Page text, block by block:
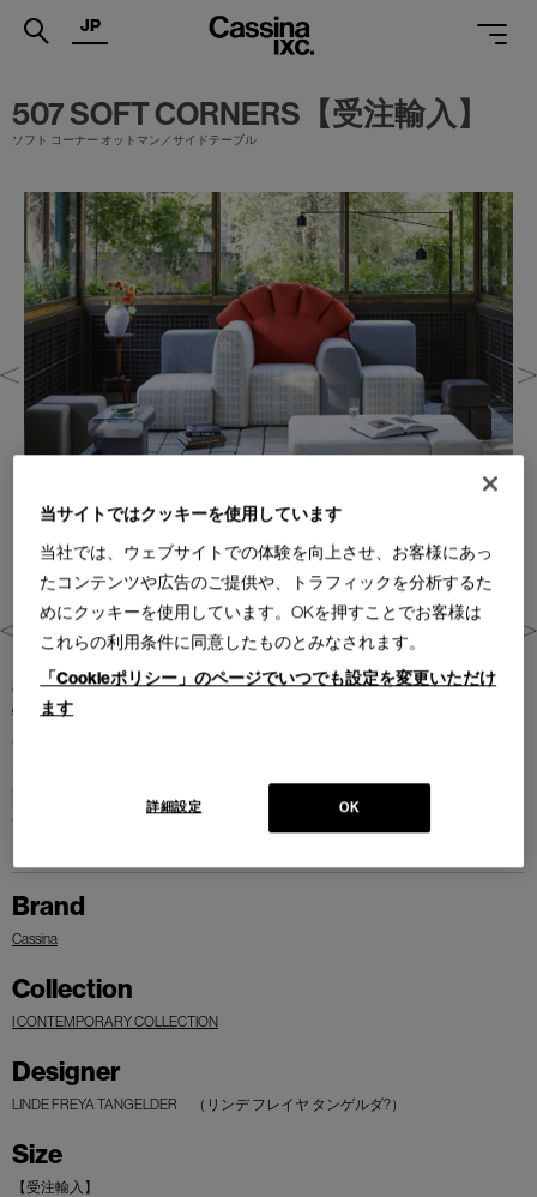
.
PRODUCTS
SERVICES
PROJECTS
MAGAZINE
SUPPORT
SHOPS
CATALOGUES
JP
507 SOFT CORNERS【受注輸入】
ソフト コーナー オットマン／サイドテーブル
彫刻的な量感、対照的な質感。SOFT CORNERS（ソフト・コーナー）の
特徴は、建築の要素、とりわけ、様々な形が互いに支え合って完成する
石垣の安定した構造から着想を得てデザインされました。3種類のソフト
す。
Brand
Cassina
Collection
I CONTEMPORARY COLLECTION
Designer
LINDE FREYA TANGELDER （リンデ フレイヤ タンゲルダ?）
Size
【受注輸入】
当サイトではクッキーを使用しています
当社では、ウェブサイトでの体験を向上させ、お客様にあっ
たコンテンツや広告のご提供や、トラフィックを分析するた
めにクッキーを使用しています。OKを押すことでお客様は
これらの利用条件に同意したものとみなされます。
「Cookieポリシー」のページでいつでも設定を変更いただけ
ます
OK
詳細設定